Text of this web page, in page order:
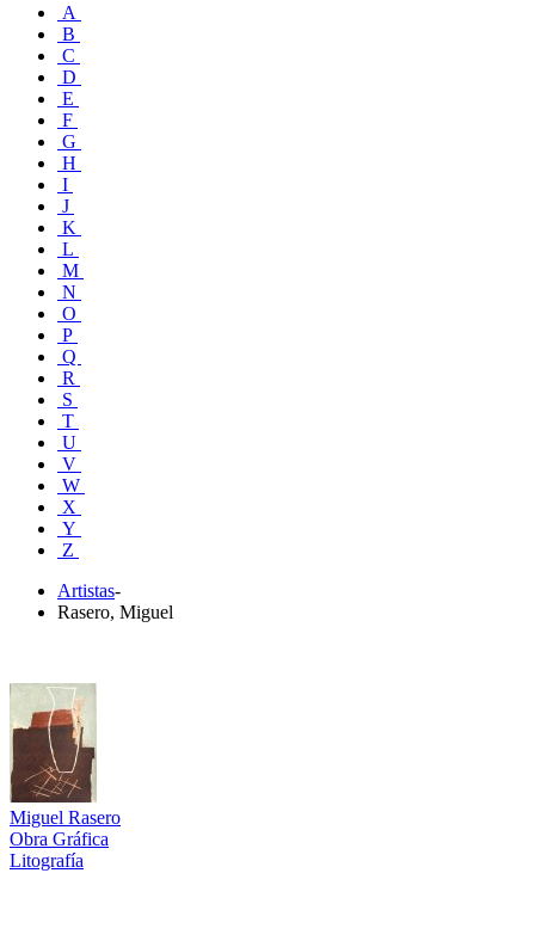
A
B
C
D
E
F
G
H
I
J
K
L
M
N
O
P
Q
R
S
T
U
V
W
X
Y
Z
Artistas-
Rasero, Miguel
Miguel Rasero
Obra Gráfica
Litografía